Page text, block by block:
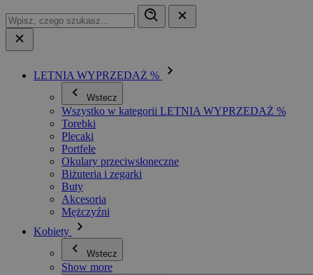
LETNIA WYPRZEDAŻ %
Wstecz
Wszystko w kategorii LETNIA WYPRZEDAŻ %
Torebki
Plecaki
Portfele
Okulary przeciwsłoneczne
Biżuteria i zegarki
Buty
Akcesoria
Mężczyźni
Kobiety
Wstecz
Show more